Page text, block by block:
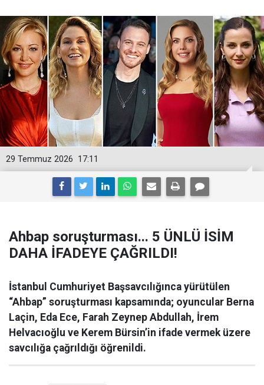
17:11
29 Temmuz 2026
Ahbap soruşturması... 5 ÜNLÜ İSİM
DAHA İFADEYE ÇAĞRILDI!
İstanbul Cumhuriyet Başsavcılığınca yürütülen
“Ahbap” soruşturması kapsamında; oyuncular Berna
Laçin, Eda Ece, Farah Zeynep Abdullah, İrem
Helvacıoğlu ve Kerem Bürsin’in ifade vermek üzere
savcılığa çağrıldığı öğrenildi.